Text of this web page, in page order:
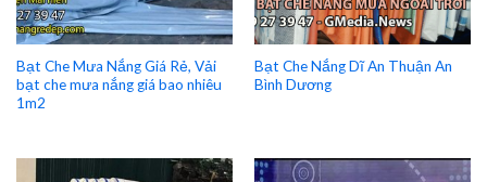
Bạt Che Mưa Nắng Giá Rẻ, Vải
bạt che mưa nắng giá bao nhiêu
1m2
Bạt Che Nắng Dĩ An Thuận An
Bình Dương